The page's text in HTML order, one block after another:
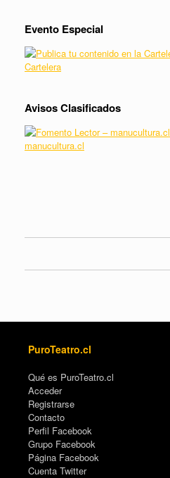
Evento Especial
Cartelera
Avisos Clasificados
manucultura.cl
PuroTeatro.cl
Qué es PuroTeatro.cl
Acceder
Registrarse
Contacto
Perfil Facebook
Grupo Facebook
Página Facebook
Cuenta Twitter